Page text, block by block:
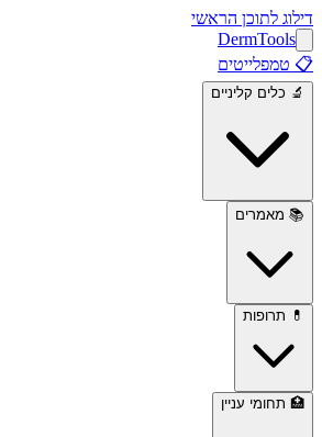
דילוג לתוכן הראשי
DermTools
📋 טמפלייטים
🔬 כלים קליניים
📚 מאמרים
💊 תרופות
🏥 תחומי עניין